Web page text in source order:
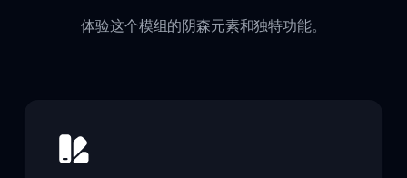
体验这个模组的阴森元素和独特功能。